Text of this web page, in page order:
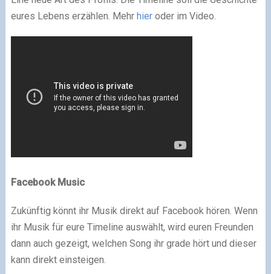
eures Lebens erzählen. Mehr hieroder im Video.
Facebook Music
Zukünftig könnt ihr Musik direkt auf Facebook hören. Wenn
ihr Musik für eure Timeline auswählt, wird euren Freunden
dann auch gezeigt, welchen Song ihr grade hört und dieser
kann direkt einsteigen.